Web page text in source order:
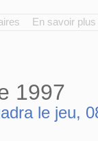
En savoir plus
1997
le jeu,